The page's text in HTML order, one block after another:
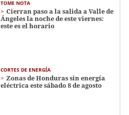
TOME NOTA
Cierran paso a la salida a Valle de
Ángeles la noche de este viernes:
este es el horario
CORTES DE ENERGÍA
Zonas de Honduras sin energía
eléctrica este sábado 8 de agosto